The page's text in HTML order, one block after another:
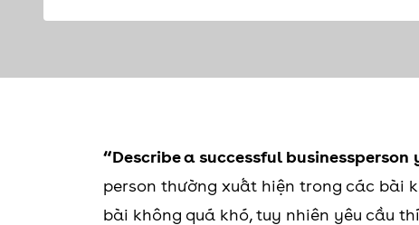
“Describe a successful businessperson
person thường xuất hiện trong các bài
bài không quá khó, tuy nhiên yêu cầu